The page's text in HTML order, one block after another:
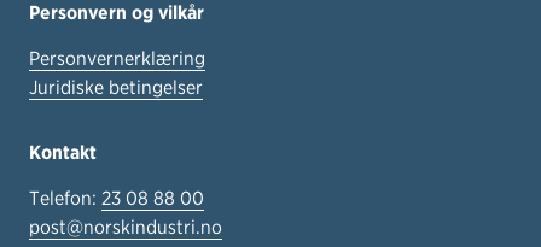
Personvern og vilkår
Personvernerklæring
Juridiske betingelser
Kontakt
Telefon: 23 08 88 00
post@norskindustri.no